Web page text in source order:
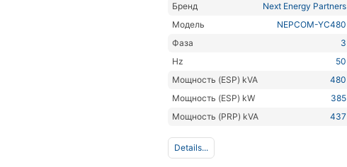
Бренд
Next Energy Partners
Модель
NEPCOM-YC480
Фаза
3
Hz
50
Мощность (ESP) kVA
480
Мощность (ESP) kW
385
Мощность (PRP) kVA
437
Details...